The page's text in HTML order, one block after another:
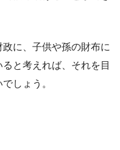
に、子供や孫の財布に
と考えれば、それを目
しょう。